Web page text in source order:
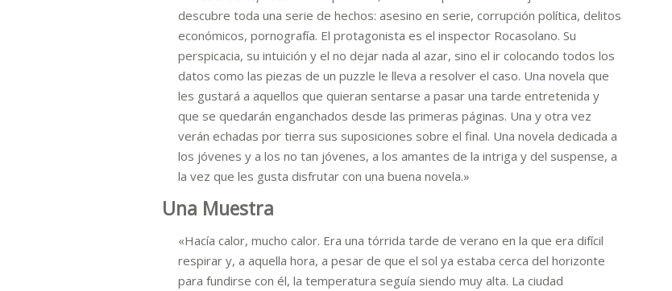
descubre toda una serie de hechos: asesino en serie, corrupción política, delitos
económicos, pornografía. El protagonista es el inspector Rocasolano. Su
perspicacia, su intuición y el no dejar nada al azar, sino el ir colocando todos los
datos como las piezas de un puzzle le lleva a resolver el caso. Una novela que
les gustará a aquellos que quieran sentarse a pasar una tarde entretenida y
que se quedarán enganchados desde las primeras páginas. Una y otra vez
verán echadas por tierra sus suposiciones sobre el final. Una novela dedicada a
los jóvenes y a los no tan jóvenes, a los amantes de la intriga y del suspense, a
la vez que les gusta disfrutar con una buena novela.»
Una Muestra
«Hacía calor, mucho calor. Era una tórrida tarde de verano en la que era difícil
respirar y, a aquella hora, a pesar de que el sol ya estaba cerca del horizonte
para fundirse con él, la temperatura seguía siendo muy alta. La ciudad